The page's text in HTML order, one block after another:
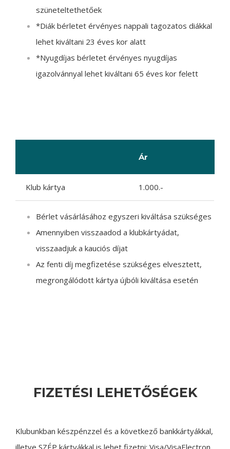
szüneteltethetőek
*Diák bérletet érvényes nappali tagozatos diákkal
lehet kiváltani 23 éves kor alatt
*Nyugdíjas bérletet érvényes nyugdíjas
igazolvánnyal lehet kiváltani 65 éves kor felett
Ár
Klub kártya 1.000.-
Bérlet vásárlásához egyszeri kiváltása szükséges
Amennyiben visszaadod a klubkártyádat,
visszaadjuk a kauciós díjat
Az fenti díj megfizetése szükséges elvesztett,
megrongálódott kártya újbóli kiváltása esetén
FIZETÉSI LEHETŐSÉGEK
Klubunkban készpénzzel és a következő bankkártyákkal,